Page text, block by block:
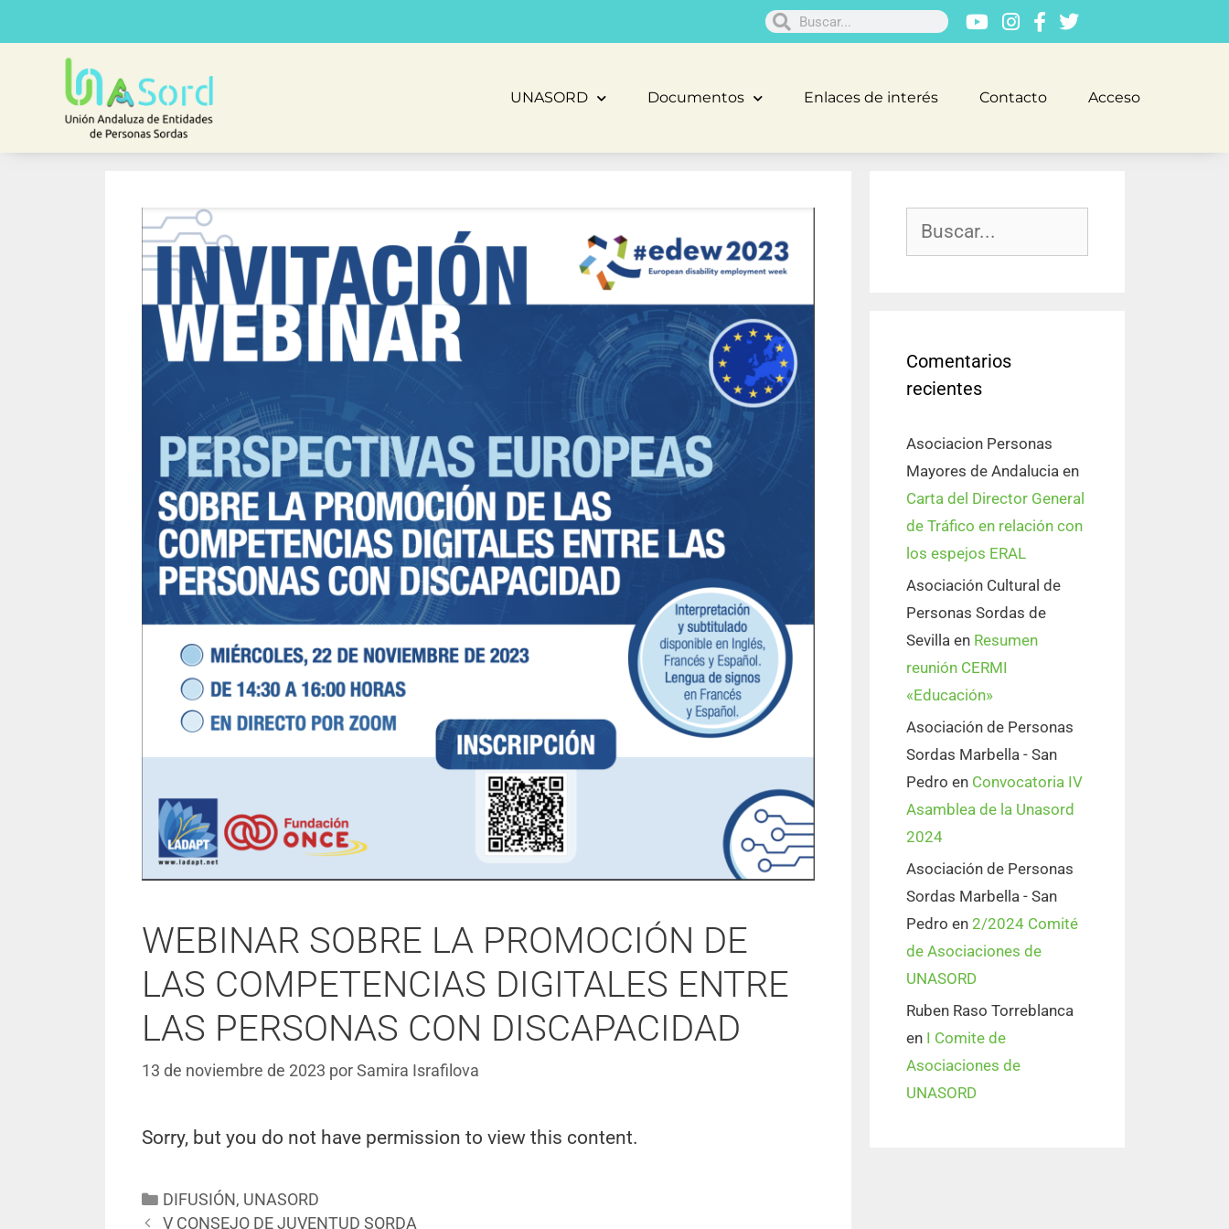
UNASORD Documentos Enlaces de interés Contacto Acceso
WEBINAR SOBRE LA PROMOCIÓN DE
LAS COMPETENCIAS DIGITALES ENTRE
LAS PERSONAS CON DISCAPACIDAD
13 de noviembre de 2023 porSamira Israfilova
Sorry, but you do not have permission to view this content.
DIFUSIÓN, UNASORD
V CONSEJO DE JUVENTUD SORDA
Comentarios
recientes
Asociacion Personas
Mayores de Andaluciaen
Carta del Director General
de Tráfico en relación con
los espejos ERAL
Asociación Cultural de
Personas Sordas de
Sevillaen Resumen
reunión CERMI
«Educación»
Asociación de Personas
Sordas Marbella - San
Pedro en Convocatoria IV
Asamblea de la Unasord
2024
Asociación de Personas
Sordas Marbella - San
Pedro en 2/2024 Comité
de Asociaciones de
UNASORD
Ruben Raso Torreblanca
en I Comite de
Asociaciones de
UNASORD